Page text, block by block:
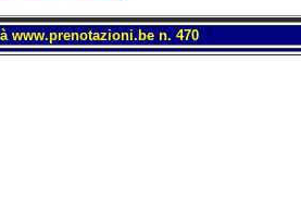
www.prenotazioni.be n. 470